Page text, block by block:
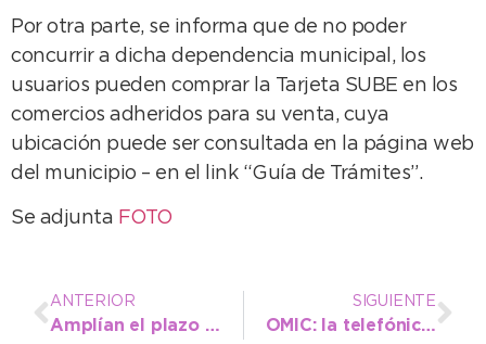
Por otra parte, se informa que de no poder
concurrir a dicha dependencia municipal, los
usuarios pueden comprar la Tarjeta SUBE en los
comercios adheridos para su venta, cuya
ubicación puede ser consultada en la página web
del municipio – en el link “Guía de Trámites”.
Se adjunta FOTO
ANTERIOR
Amplían el plazo de inscripción de adultos mayores para los Juegos Bonaerenses
SIGUIENTE
OMIC: la telefónica celular sigue siendo el reclamo más frecuente